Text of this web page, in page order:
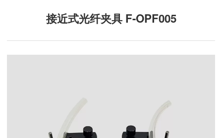
接近式光纤夹具 F-OPF005